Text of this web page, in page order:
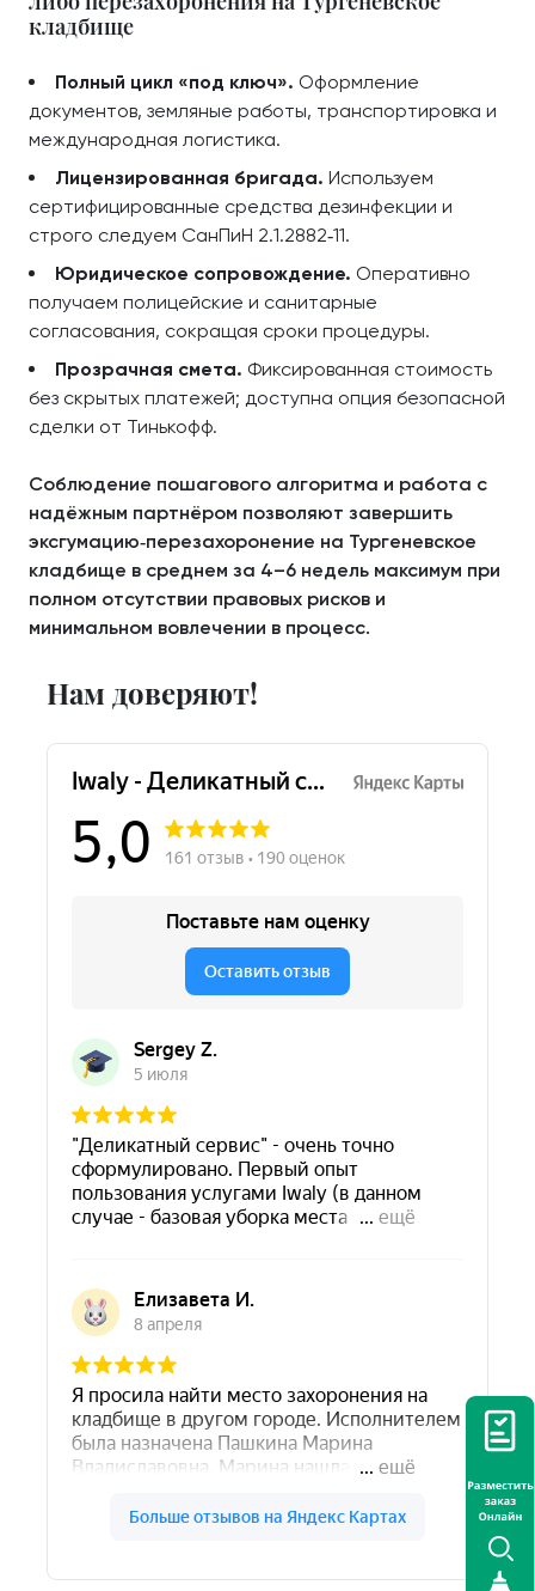
кладбище
Полный цикл «под ключ». Оформление
документов, земляные работы, транспортировка и
международная логистика.
Лицензированная бригада. Используем
сертифицированные средства дезинфекции и
строго следуем СанПиН 2.1.2882‑11.
Юридическое сопровождение. Оперативно
получаем полицейские и санитарные
согласования, сокращая сроки процедуры.
Прозрачная смета. Фиксированная стоимость
без скрытых платежей; доступна опция безопасной
сделки от Тинькофф.
Соблюдение пошагового алгоритма и работа с
надёжным партнёром позволяют завершить
эксгумацию‑перезахоронение на Тургеневское
кладбище в среднем за 4–6 недель максимум при
полном отсутствии правовых рисков и
минимальном вовлечении в процесс.
Нам доверяют!